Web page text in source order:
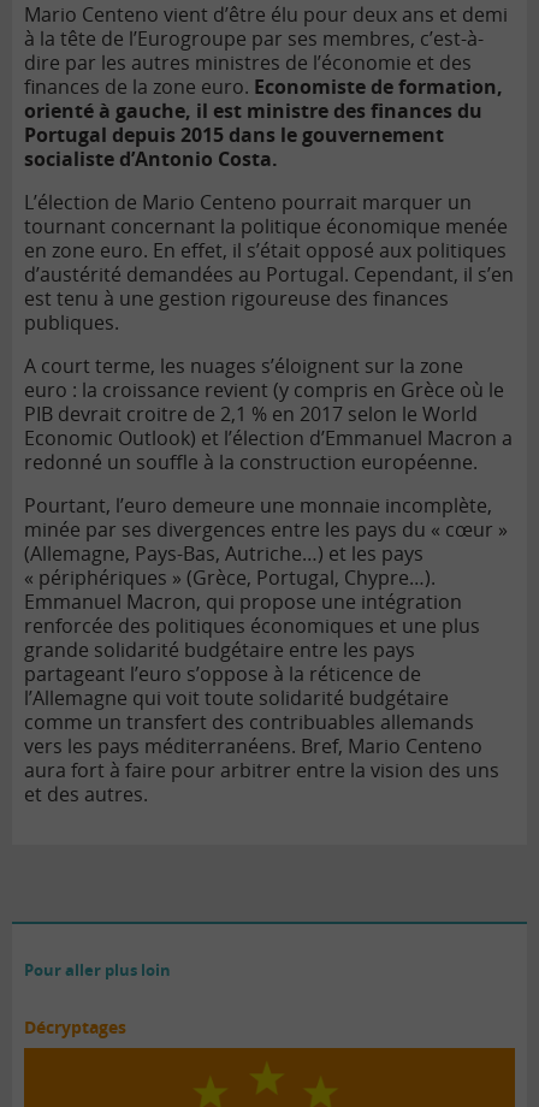
Mario Centeno vient d’être élu pour deux ans et demi
à la tête de l’Eurogroupe par ses membres, c’est-à-
dire par les autres ministres de l’économie et des
finances de la zone euro. Economiste de formation,
orienté à gauche, il est ministre des finances du
Portugal depuis 2015 dans le gouvernement
socialiste d’Antonio Costa.
L’élection de Mario Centeno pourrait marquer un
tournant concernant la politique économique menée
en zone euro. En effet, il s’était opposé aux politiques
d’austérité demandées au Portugal. Cependant, il s’en
est tenu à une gestion rigoureuse des finances
publiques.
A court terme, les nuages s’éloignent sur la zone
euro : la croissance revient (y compris en Grèce où le
PIB devrait croitre de 2,1 % en 2017 selon le World
Economic Outlook) et l’élection d’Emmanuel Macron a
redonné un souffle à la construction européenne.
Pourtant, l’euro demeure une monnaie incomplète,
minée par ses divergences entre les pays du « cœur »
(Allemagne, Pays-Bas, Autriche…) et les pays
« périphériques » (Grèce, Portugal, Chypre…).
Emmanuel Macron, qui propose une intégration
renforcée des politiques économiques et une plus
grande solidarité budgétaire entre les pays
partageant l’euro s’oppose à la réticence de
l’Allemagne qui voit toute solidarité budgétaire
comme un transfert des contribuables allemands
vers les pays méditerranéens. Bref, Mario Centeno
aura fort à faire pour arbitrer entre la vision des uns
et des autres.
Pour aller plus loin
Décryptages